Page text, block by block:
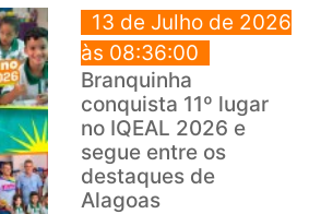
13 de Julho de 2026
às 08:36:00
Branquinha
conquista 11º lugar
no IQEAL 2026 e
segue entre os
destaques de
Alagoas